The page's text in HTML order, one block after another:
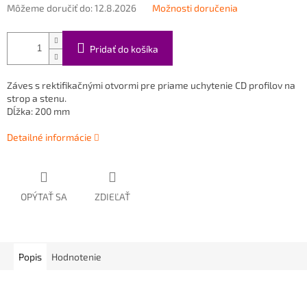
Môžeme doručiť do:12.8.2026 Možnosti doručenia
Pridať do košíka
Záves s rektifikačnými otvormi pre priame uchytenie CD profilov na
strop a stenu.
Dĺžka: 200 mm
Detailné informácie
OPÝTAŤ SA ZDIEĽAŤ
Popis Hodnotenie